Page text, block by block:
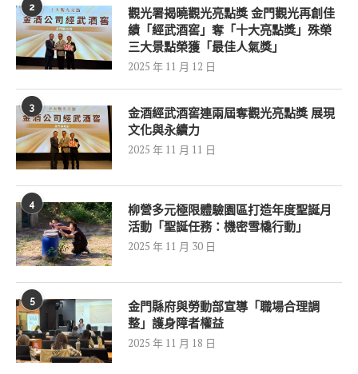
2
觀光署揭曉觀光亮點獎 金門觀光再創佳
績「經武酒窖」奪「十大亮點獎」殊榮
三大景點榮獲「最佳人氣獎」
2025 年 11 月 12 日
3
金酒經武酒窖連兩屆奪觀光亮點獎 展現
文化與永續力
2025 年 11 月 11 日
4
柳營多元極限體驗園區打造年度聖誕月
活動「聖誕任務：機密雪橇行動」
2025 年 11 月 30 日
5
金門縣府與勞動部宣導「職場合理調
整」護身障者權益
2025 年 11 月 18 日